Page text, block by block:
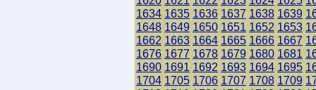
1634 1635 1636 1637 1638 1639
1648 1649 1650 1651 1652 1653
1662 1663 1664 1665 1666 1667
1676 1677 1678 1679 1680 1681
1690 1691 1692 1693 1694 1695
1704 1705 1706 1707 1708 1709